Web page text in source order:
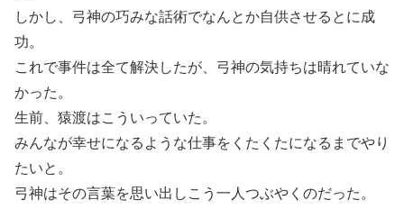
しかし、弓神の巧みな話術でなんとか自供させるとに成
功。
これで事件は全て解決したが、弓神の気持ちは晴れていな
かった。
生前、猿渡はこういっていた。
みんなが幸せになるような仕事をくたくたになるまでやり
たいと。
弓神はその言葉を思い出しこう一人つぶやくのだった。